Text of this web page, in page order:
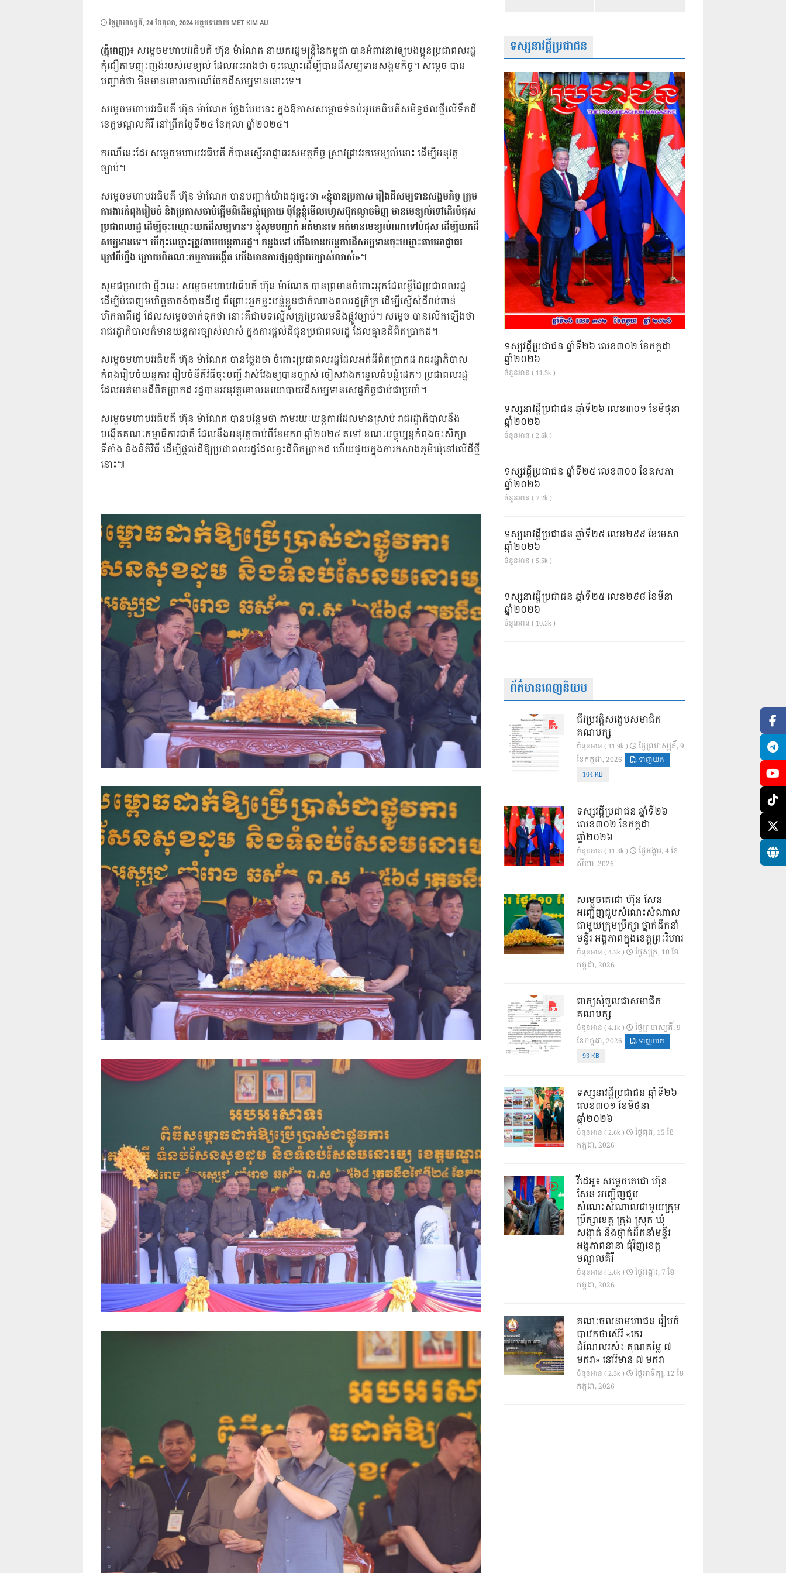
POSTED
ថ្ងៃ​ព្រហស្បតិ៍, 24 ខែ​តុលា, 2024អត្ថបទដោយ MET KIM AU
(ភ្នំពេញ)៖ សម្តេចមហាបវរធិបតី ហ៊ុន ម៉ាណែត នាយករដ្ឋមន្ត្រីនៃកម្ពុជា បានអំពាវនាវឲ្យបងប្អូនប្រជាពលរដ្ឋ
កុំជឿតាមញុះញង់របស់មេខ្យល់ ដែលអះអាងថា ចុះឈ្មោះដើម្បីបានដីសម្បទានសង្គមកិច្ច។ សម្តេច បាន
បញ្ជាក់ថា មិនមានគោលការណ៍ចែកដីសម្បទាននោះទេ។
សម្តេចមហាបវរធិបតី ហ៊ុន ម៉ាណែត ថ្លែងបែបនេះ ក្នុងឱកាសសម្ពោធទំនប់អូរតេធិបតីសមិទ្ធផលថ្មីលើទឹកដី
ខេត្តមណ្ឌលគិរី នៅព្រឹកថ្ងៃទី២៤ ខែតុលា ឆ្នាំ២០២៤។
ករណីនេះដែរ សម្តេចមហាបវរធិបតី ក៏បានស្នើអាជ្ញាធរសមត្ថកិច្ច ស្រាវជ្រាវរកមេខ្យល់នោះ ដើម្បីអនុវត្ត
ច្បាប់។
សម្តេចមហាបវរធិបតី ហ៊ុន ម៉ាណែត បានបញ្ជាក់យ៉ាងដូច្នេះថា «ខ្ញុំបានប្រកាស រឿងដីសម្បទានសង្គមកិច្ច ក្រុម
ការងារកំពុងរៀបចំ និងប្រកាសចាប់ផ្តើមពីដើមឆ្នាំក្រោយ ប៉ុន្តែខ្ញុំមើលហ្វេសប៊ុកល្ងាចមិញ មានមេខ្យល់ទៅដើរបំផុស
ប្រជាពលរដ្ឋ ដើម្បីចុះឈ្មោះយកដីសម្បទាន។ ខ្ញុំសូមបញ្ជាក់ អត់មានទេ អត់មានមេខ្យល់ណាទៅបំផុស ដើម្បីយកដី
សម្បទានទេ។ បើចុះឈ្មោះ​ត្រូវតាមយន្តការរដ្ឋ។ កន្លងទៅ យើងមានយន្តការដីសម្បទានចុះឈ្មោះតាមអាជ្ញាធរ
ក្រៅពីហ្នឹង ក្រោយពីគណៈកម្មការបង្កើត យើងមានការផ្សព្វផ្សាយច្បាស់លាស់»។
សូមជម្រាបថា ថ្មីៗនេះ សម្ដេចមហាបវរធិបតី ហ៊ុន ម៉ាណែត បានព្រមានចំពោះអ្នកដែលខ្ចីដៃប្រជាពលរដ្ឋ
ដើម្បីបំពេញមហិច្ឆតាចង់បានដីរដ្ឋ ពីព្រោះអ្នកខ្លះបន្លំខ្លួនជាតំណាងពលរដ្ឋក្រីក្រ ដើម្បីស្នើសុំដីរាប់ពាន់
ហិកតាពីរដ្ឋ ដែលសម្តេចចាត់ទុកថា នោះគឺជាបទល្មើសត្រូវប្រឈមនឹងផ្លូវច្បាប់។ សម្តេច បានលើកឡើងថា
រាជរដ្ឋាភិបាលក៏មានយន្តការច្បាស់លាស់ ក្នុងការផ្ដល់ដីជូនប្រជាពលរដ្ឋ ដែលគ្មានដីពិតប្រាកដ។
សម្តេចមហាបវរធិបតី ហ៊ុន ម៉ាណែត បានថ្លែងថា ចំពោះប្រជាពលរដ្ឋដែលអត់ដីពិតប្រាកដ រាជរដ្ឋាភិបាល
កំពុងរៀបចំយន្តការ រៀបចំនីតិវិធីចុះបញ្ជី វាស់វែងឲ្យបានច្បាស់ ចៀសវាងកន្ទេលធំបន្លំដេក។ ប្រជាពលរដ្ឋ
ដែលអត់មានដីពិតប្រាកដ រដ្ឋបានអនុវត្តគោលនយោបាយដីសម្បទានសេដ្ឋកិច្ចជាប់ជាប្រចាំ។
សម្តេចមហាបវរធិបតី ហ៊ុន ម៉ាណែត បានបន្ថែមថា តាមរយៈយន្តការដែលមានស្រាប់ រាជរដ្ឋាភិបាលនឹង
បង្កើតគណៈកម្មាធិការជាតិ ដែលនឹងអនុវត្តចាប់ពីខែមករា ឆ្នាំ២០២៥ តទៅ ខណៈបច្ចុប្បន្នកំពុងចុះសិក្សា
ទីតាំង និងនីតិវិធី ដើម្បីផ្ដល់ដីឱ្យប្រជាពលរដ្ឋដែលខ្វះដីពិតប្រាកដ ហើយជួយក្នុងការកសាងភូមិឃុំនៅលើដីថ្មី
នោះ៕
ទស្សនាវដ្តីប្រជាជន
ទស្សវដ្តីប្រជាជន ឆ្នាំទី២៦ លេខ៣០២ ខែកក្កដា
ឆ្នាំ២០២៦
ចំនួនអាន ( 11.3k )
ទស្សនាវដ្ដីប្រជាជន ឆ្នាំទី២៦ លេខ៣០១ ខែមិថុនា
ឆ្នាំ២០២៦
ចំនួនអាន ( 2.6k )
ទស្សវដ្តីប្រជាជន ឆ្នាំទី២៥ លេខ៣០០ ខែឧសភា
ឆ្នាំ២០២៦
ចំនួនអាន ( 7.2k )
ទស្សនាវដ្ដីប្រជាជន ឆ្នាំទី២៥ លេខ២៩៩ ខែមេសា
ឆ្នាំ២០២៦
ចំនួនអាន ( 5.5k )
ទស្សនាវដ្ដីប្រជាជន ឆ្នាំទី២៥ លេខ២៩៨ ខែមីនា
ឆ្នាំ២០២៦
ចំនួនអាន ( 10.3k )
ព័ត៌មានពេញនិយម
ជីវប្រវត្តិសង្ខេបសមាជិក
គណបក្ស
ចំនួនអាន ( 11.9k )
ថ្ងៃ​ព្រហស្បតិ៍, 9
ខែ​កក្កដា, 2026
ទាញយក
104 KB
ទស្សវដ្តីប្រជាជន ឆ្នាំទី២៦
លេខ៣០២ ខែកក្កដា
ឆ្នាំ២០២៦
ចំនួនអាន ( 11.3k )
ថ្ងៃ​អង្គារ, 4 ខែ​
សីហា, 2026
សម្តេចតេជោ ហ៊ុន សែន
អញ្ជើញជួបសំណេះសំណាល
ជាមួយក្រុមប្រឹក្សា ថ្នាក់ដឹកនាំ
មន្ទីរ អង្គភាពក្នុងខេត្តព្រះវិហារ
ចំនួនអាន ( 4.3k )
ថ្ងៃ​សុក្រ, 10 ខែ​
កក្កដា, 2026
ពាក្យសុំចូលជាសមាជិក
គណបក្ស
ចំនួនអាន ( 4.1k )
ថ្ងៃ​ព្រហស្បតិ៍, 9
ខែ​កក្កដា, 2026
ទាញយក
93 KB
ទស្សនាវដ្ដីប្រជាជន ឆ្នាំទី២៦
លេខ៣០១ ខែមិថុនា
ឆ្នាំ២០២៦
ចំនួនអាន ( 2.6k )
ថ្ងៃ​ពុធ, 15 ខែ​
កក្កដា, 2026
វីដេអូ៖ សម្តេចតេជោ ហ៊ុន
សែន អញ្ជើញជួប
សំណេះសំណាលជាមួយក្រុម
ប្រឹក្សាខេត្ត ក្រុង ស្រុក ឃុំ
សង្កាត់ និងថ្នាក់ដឹកនាំមន្ទីរ
អង្គភាពនានា ជុំវិញខេត្ត
មណ្ឌលគិរី
ចំនួនអាន ( 2.6k )
ថ្ងៃ​អង្គារ, 7 ខែ​
កក្កដា, 2026
គណៈចលនាមហាជន រៀបចំ
បាឋកថាស៊េរី «កេរ
ដំណែលរស់៖ គុណតម្លៃ ៧
មករា» នៅវិមាន ៧ មករា
ចំនួនអាន ( 2.3k )
ថ្ងៃ​អាទិត្យ, 12 ខែ​
កក្កដា, 2026